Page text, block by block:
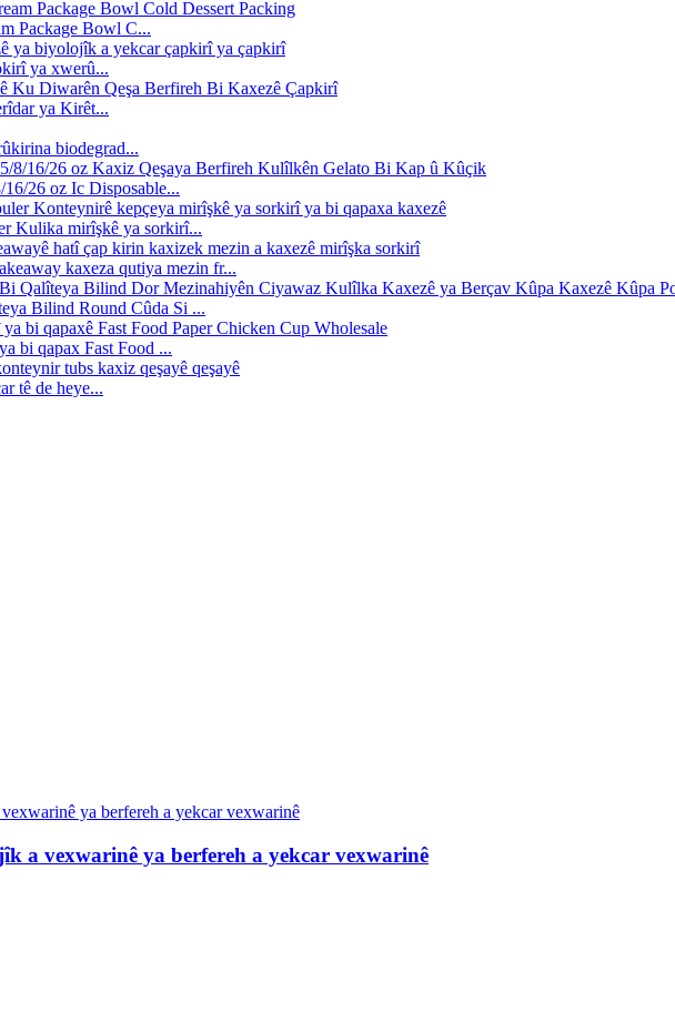
Package Bowl C...
ya xwerû...
ya Kirêt...
biodegrad...
26 oz Ic Disposable...
Kulika mirîşkê ya sorkirî...
kaxeza qutiya mezin fr...
Bilind Round Cûda Si ...
bi qapax Fast Food ...
tê de heye...
a vexwarinê ya berfereh a yekcar vexwarinê